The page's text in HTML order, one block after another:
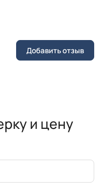
Добавить отзыв
и цену